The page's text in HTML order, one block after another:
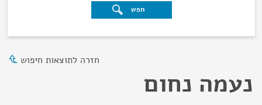
חפש
חזרה לתוצאות חיפוש
נעמה נחום